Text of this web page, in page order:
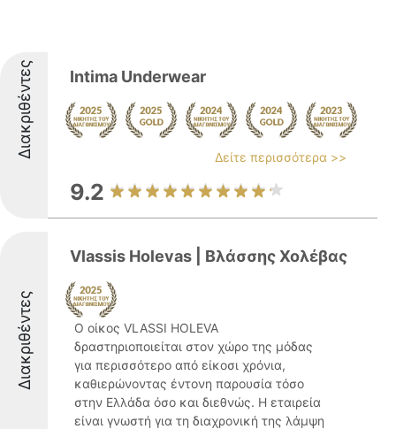
Διακριθέντες Intima Underwear
Δείτε περισσότερα >>
9.2
Διακριθέντες
Vlassis Holevas | Βλάσσης Χολέβας
Ο οίκος VLASSI HOLEVA
δραστηριοποιείται στον χώρο της μόδας
για περισσότερο από είκοσι χρόνια,
καθιερώνοντας έντονη παρουσία τόσο
στην Ελλάδα όσο και διεθνώς. Η εταιρεία
είναι γνωστή για τη διαχρονική της λάμψη